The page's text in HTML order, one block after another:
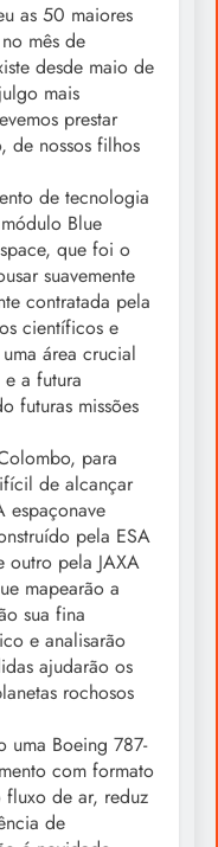
as 50 maiores
mês de
desde maio de
mais
prestar
de nossos filhos
de tecnologia
Blue
que foi o
suavemente
contratada pela
científicos e
área crucial
a futura
futuras missões
para
de alcançar
pela ESA
outro pela JAXA
mapearão a
sua fina
e analisarão
ajudarão os
rochosos
uma Boeing 787-
com formato
fluxo de ar, reduz
de